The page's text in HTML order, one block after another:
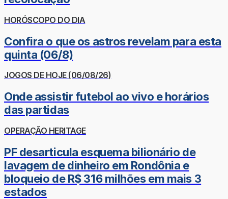
HORÓSCOPO DO DIA
Confira o que os astros revelam para esta
quinta (06/8)
JOGOS DE HOJE (06/08/26)
Onde assistir futebol ao vivo e horários
das partidas
OPERAÇÃO HERITAGE
PF desarticula esquema bilionário de
lavagem de dinheiro em Rondônia e
bloqueio de R$ 316 milhões em mais 3
estados